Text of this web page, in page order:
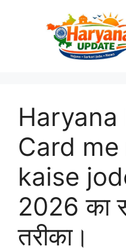
Haryana
Card
kaise
2026 का
तरीका।